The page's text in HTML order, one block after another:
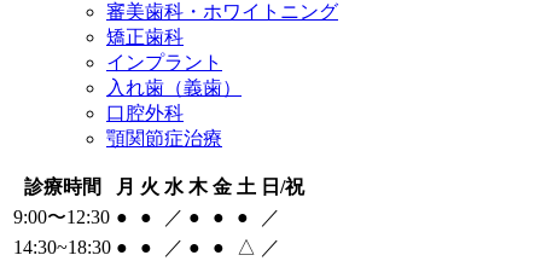
審美歯科・ホワイトニング
矯正歯科
インプラント
入れ歯（義歯）
口腔外科
顎関節症治療
診療時間 月 火 水 木 金 土 日/祝
9:00〜12:30 ● ● ／ ● ● ●
／
14:30~18:30 ● ● ／ ● ● △ ／